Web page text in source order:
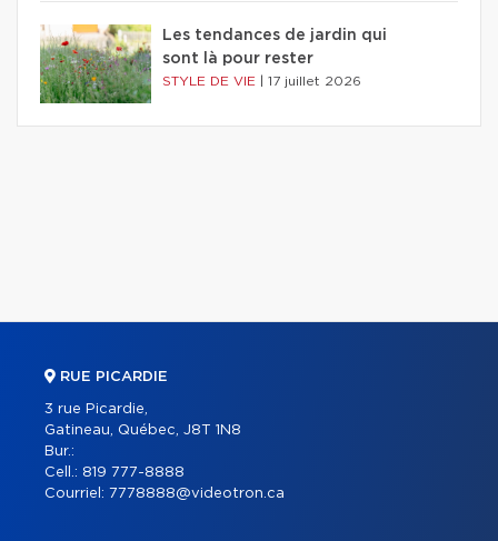
Les tendances de jardin qui
sont là pour rester
STYLE DE VIE 17 juillet 2026
RUE PICARDIE
3 rue Picardie,
Gatineau, Québec, J8T 1N8
Bur.:
Cell.: 819 777-8888
Courriel: 7778888@videotron.ca